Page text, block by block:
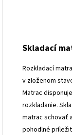
Skladací
Rozkladací
v zloženom
Matrac
rozkladanie.
matrac schovať
pohodlné